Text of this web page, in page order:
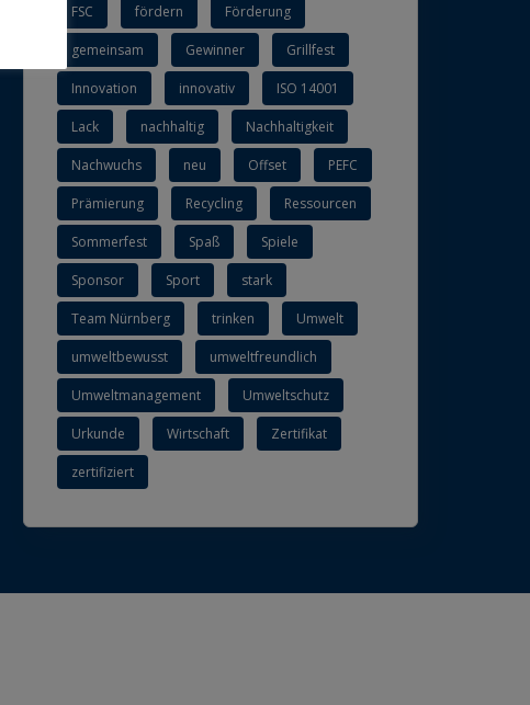
FSC fördern Förderung
gemeinsam Gewinner Grillfest
Innovation innovativ ISO 14001
Lack nachhaltig Nachhaltigkeit
Nachwuchs neu Offset PEFC
Prämierung Recycling Ressourcen
Sommerfest Spaß Spiele
Sponsor Sport stark
Team Nürnberg trinken Umwelt
umweltbewusst umweltfreundlich
Umweltmanagement Umweltschutz
Urkunde Wirtschaft Zertifikat
zertifiziert